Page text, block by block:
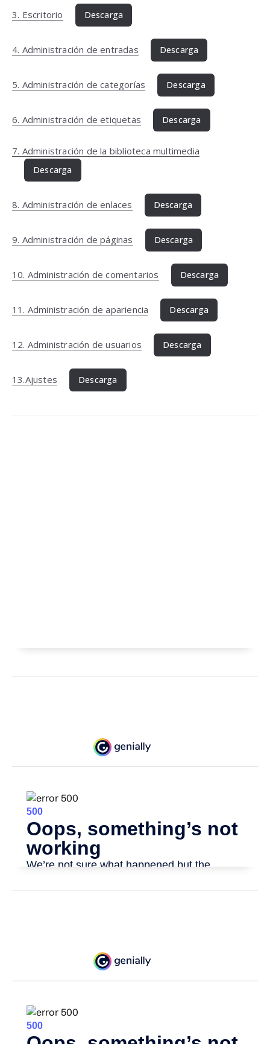
3. Escritorio Descarga
4. Administración de entradas Descarga
5. Administración de categorías Descarga
6. Administración de etiquetas Descarga
7. Administración de la biblioteca multimedia
Descarga
8. Administración de enlaces Descarga
9. Administración de páginas Descarga
10. Administración de comentarios Descarga
11. Administración de apariencia Descarga
12. Administración de usuarios Descarga
13.Ajustes Descarga